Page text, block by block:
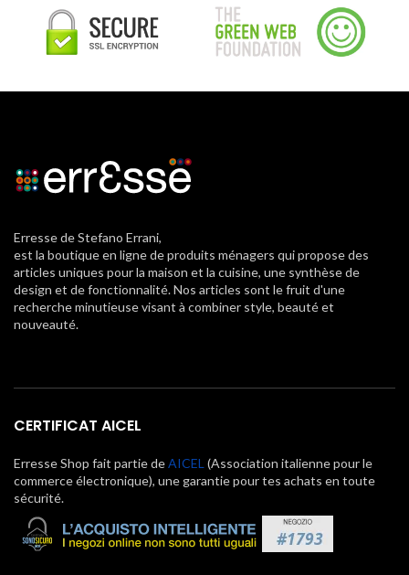
Erresse de Stefano Errani,
est la boutique en ligne de produits ménagers qui propose des
articles uniques pour la maison et la cuisine, une synthèse de
design et de fonctionnalité. Nos articles sont le fruit d'une
recherche minutieuse visant à combiner style, beauté et
nouveauté.
CERTIFICAT AICEL
Erresse Shop fait partie deAICEL (Association italienne pour le
commerce électronique), une garantie pour tes achats en toute
sécurité.